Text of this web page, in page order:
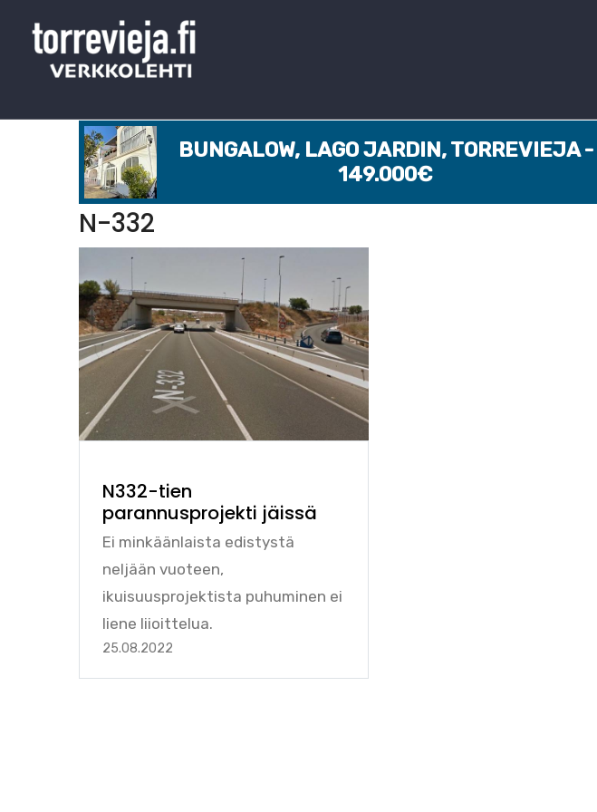
BUNGALOW, LAGO JARDIN, TORREVIEJA -
149.000€
N-332
N332-tien
parannusprojekti jäissä
Ei minkäänlaista edistystä
neljään vuoteen,
ikuisuusprojektista puhuminen ei
liene liioittelua.
25.08.2022